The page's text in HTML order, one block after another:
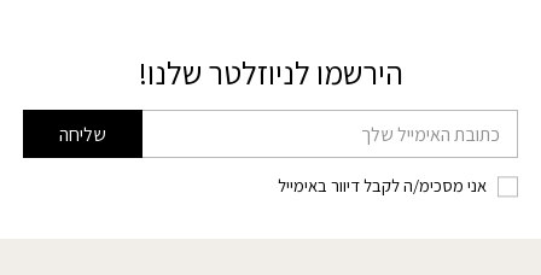
הירשמו לניוזלטר שלנו!
דוא׳׳ל שליחה
אני מסכימ/ה לקבל דיוור באימייל